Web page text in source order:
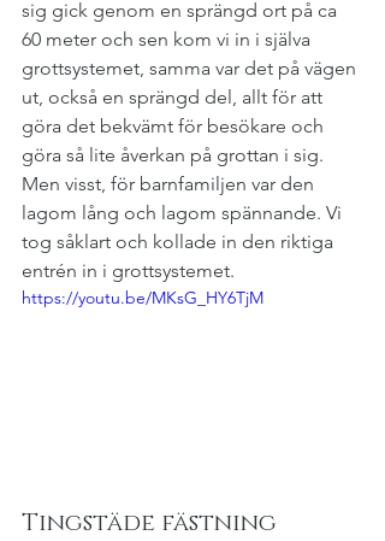
sig gick genom en sprängd ort på ca
60 meter och sen kom vi in i själva
grottsystemet, samma var det på vägen
ut, också en sprängd del, allt för att
göra det bekvämt för besökare och
göra så lite åverkan på grottan i sig.
Men visst, för barnfamiljen var den
lagom lång och lagom spännande. Vi
tog såklart och kollade in den riktiga
entrén in i grottsystemet.
https://youtu.be/MKsG_HY6TjM
Tingstäde fästning